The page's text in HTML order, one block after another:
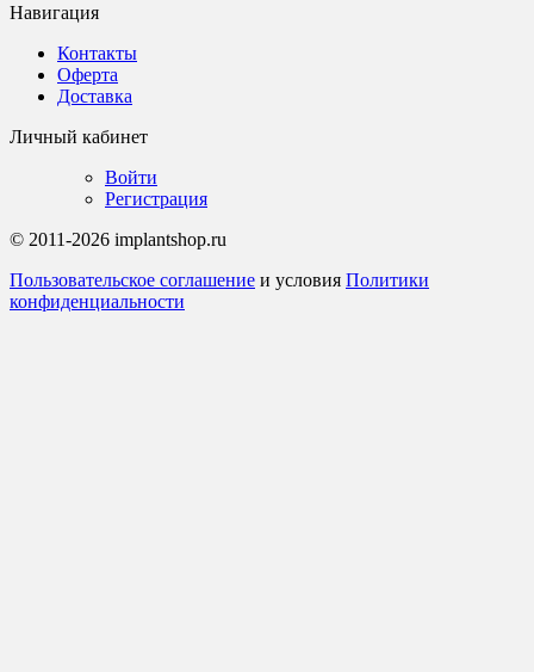
Навигация
Контакты
Оферта
Доставка
Личный кабинет
Войти
Регистрация
© 2011-2026 implantshop.ru
Пользовательское соглашение и условия Политики
конфиденциальности